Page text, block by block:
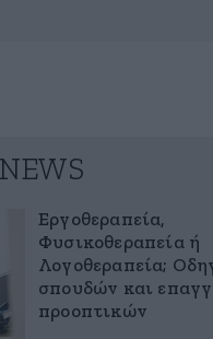
Εργοθεραπεία,
Φυσικοθεραπεία ή
Λογοθεραπεία;
σπουδών και
προοπτικών